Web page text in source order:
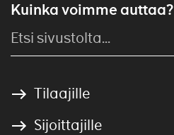
Kuinka voimme auttaa?
Tilaajille
Sijoittajille